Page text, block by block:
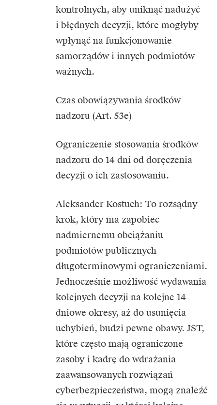
kontrolnych, aby uniknąć nadużyć
i błędnych decyzji, które mogłyby
wpłynąć na funkcjonowanie
samorządów i innych podmiotów
ważnych.
Czas obowiązywania środków
nadzoru (Art. 53e)
Ograniczenie stosowania środków
nadzoru do 14 dni od doręczenia
decyzji o ich zastosowaniu.
Aleksander Kostuch: To rozsądny
krok, który ma zapobiec
nadmiernemu obciążaniu
podmiotów publicznych
długoterminowymi ograniczeniami.
Jednocześnie możliwość wydawania
kolejnych decyzji na kolejne 14-
dniowe okresy, aż do usunięcia
uchybień, budzi pewne obawy. JST,
które często mają ograniczone
zasoby i kadrę do wdrażania
zaawansowanych rozwiązań
cyberbezpieczeństwa, mogą znaleźć